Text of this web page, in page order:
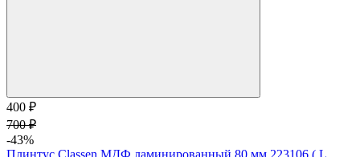
400 ₽
700 ₽
-43%
Плинтус Classen МДФ ламинированный 80 мм 223106 ( L